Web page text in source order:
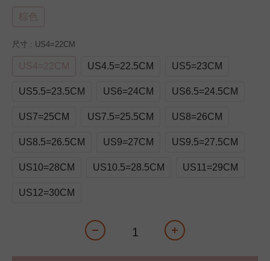
棕色
尺寸 : US4=22CM
US4=22CM US4.5=22.5CM US5=23CM
US5.5=23.5CM US6=24CM US6.5=24.5CM
US7=25CM US7.5=25.5CM US8=26CM
US8.5=26.5CM US9=27CM US9.5=27.5CM
US10=28CM US10.5=28.5CM US11=29CM
US12=30CM